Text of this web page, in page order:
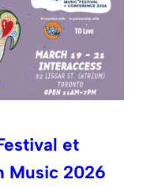
et
Music 2026